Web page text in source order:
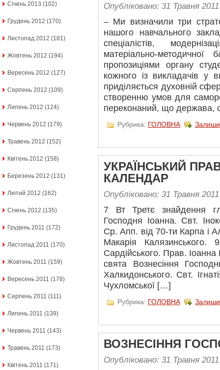
Січень 2013 (102)
Грудень 2012 (170)
Листопад 2012 (181)
Жовтень 2012 (194)
Вересень 2012 (127)
Серпень 2012 (109)
Липень 2012 (124)
Червень 2012 (179)
Травень 2012 (152)
Квітень 2012 (158)
Березень 2012 (131)
Лютий 2012 (162)
Січень 2012 (135)
Грудень 2011 (172)
Листопад 2011 (170)
Жовтень 2011 (159)
Вересень 2011 (178)
Серпень 2011 (111)
Липень 2011 (139)
Червень 2011 (143)
Травень 2011 (173)
Квітень 2011 (171)
Опубліковано: 31 Травня 2011
– Ми визначили три
нашого навчального
спеціалістів,
матеріально-
пропозиціями органу
кожного із викладачів у
приділяється духовній
створенню умов для
переконаний, що держава,
Рубрика: ГОЛОВНА
УКРАЇНСЬКИЙ
КАЛЕНДАР
Опубліковано: 31 Травня 2011
7 Вт Третє знайдення
Господня Іоанна. Свт.
Ср. Aпп. від 70-ти Карпа і
Макарія
Сардійського. Прав.
свята Вознесіння
Халкидонського. Свт.
Чухломської […]
Рубрика: ГОЛОВНА
ВОЗНЕСІННЯ
Опубліковано: 31 Травня 2011